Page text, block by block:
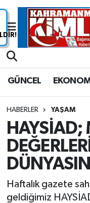
GÜNCEL
HABERLER YAŞAM
HAYSİAD;
Haftalık gazete
geldiğimiz
Nöbetçi
Trafik Durumu
Süper Lig Puan
Tüm Manşetler
Son Dakika